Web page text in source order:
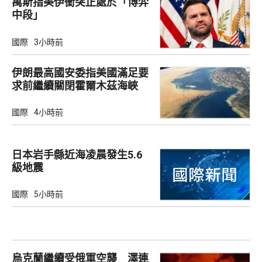
中段」
國際 3小時前
伊朗最高國安委指美國滿足要
求前繼續關閉霍爾木茲海峽
國際 4小時前
日本岩手縣近海凌晨發生5.6
級地震
國際 5小時前
烏克蘭繼續受俄軍空襲 澤連